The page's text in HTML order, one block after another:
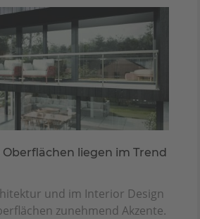
liegen im Trend
und im Interior Design
zunehmend Akzente.